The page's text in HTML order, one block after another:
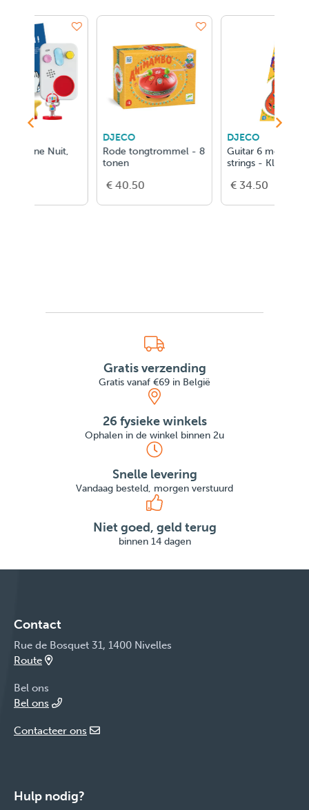
Rode tongtrommel - 8
Guitar 6 metallic
strings - Klein model
Gratis verzending
Gratis vanaf €69 in België
26 fysieke winkels
Ophalen in de winkel binnen 2u
Snelle levering
Vandaag besteld, morgen verstuurd
Niet goed, geld terug
binnen 14 dagen
Contact
Rue de Bosquet 31, 1400 Nivelles
Route
Bel ons
Bel ons
Contacteer ons
Hulp nodig?